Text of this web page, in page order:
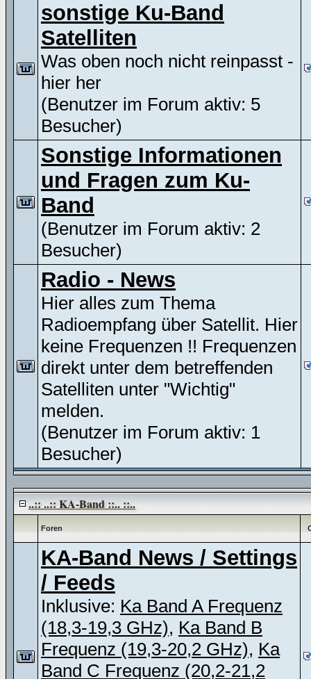
sonstige Ku-Band
Satelliten
Was oben noch nicht reinpasst -
hier her
(Benutzer im Forum aktiv: 5
Besucher)
Sonstige Informationen
und Fragen zum Ku-
Band
(Benutzer im Forum aktiv: 2
Besucher)
Radio - News
Hier alles zum Thema
Radioempfang über Satellit. Hier
keine Frequenzen !! Frequenzen
direkt unter dem betreffenden
Satelliten unter "Wichtig"
melden.
(Benutzer im Forum aktiv: 1
Besucher)
..:: ..:: KA-Band ::.. ::..
Foren
KA-Band News / Settings
/ Feeds
Inklusive: Ka Band A Frequenz
(18,3-19,3 GHz), Ka Band B
Frequenz (19,3-20,2 GHz), Ka
Band C Frequenz (20,2-21,2